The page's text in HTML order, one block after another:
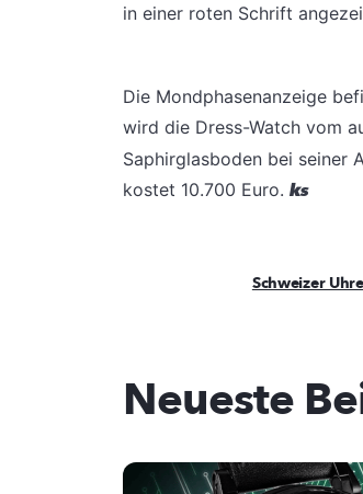
in einer roten Schrift
Die Mondphasenanzeige
wird die Dress-Watch vom
Saphirglasboden bei seiner
kostet 10.700 Euro. ks
Schweizer
Neueste